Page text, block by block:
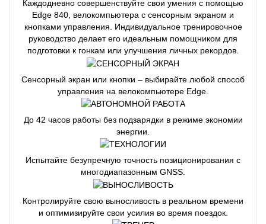
Каждодневно совершенствуйте свои умения с помощью
Edge 840, велокомпьютера с сенсорным экраном и
кнопками управления. Индивидуальное тренировочное
руководство делает его идеальным помощником для
подготовки к гонкам или улучшения личных рекордов.
Сенсорный экран или кнопки – выбирайте любой способ
управления на велокомпьютере Edge.
До 42 часов работы без подзарядки в режиме экономии
энергии.
Испытайте безупречную точность позиционирования с
многодиапазонным GNSS.
Контролируйте свою выносливость в реальном времени
и оптимизируйте свои усилия во время поездок.